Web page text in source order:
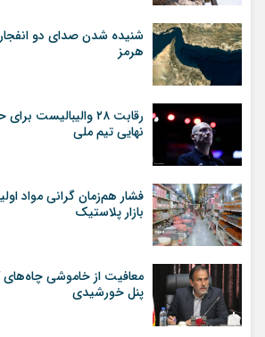
شنیده شدن صدای دو انفجار
هرمز
رقابت ۲۸
نهایی تیم ملی
فشار هم‌زمان گرانی مواد
بازار پلاستیک
معافیت از خاموشی
پنل خورشیدی